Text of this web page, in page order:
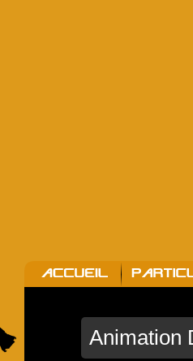
ACCUEIL
Animation